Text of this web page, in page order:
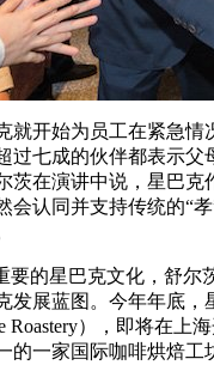
就开始为员工在紧急情
过七成的伙伴都表示父
茨在演讲中说，星巴克
会认同并支持传统的“
要的星巴克文化，舒尔
发展蓝图。今年年底，
Roastery），即将在上
的一家国际咖啡烘焙工